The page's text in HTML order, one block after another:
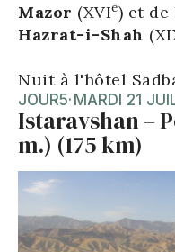
Mazor (XVIe) et de
Hazrat-i-Shah
Nuit à l'hôtel
JOUR5· MARDI 21
Istaravshan –
m.) (175 km)